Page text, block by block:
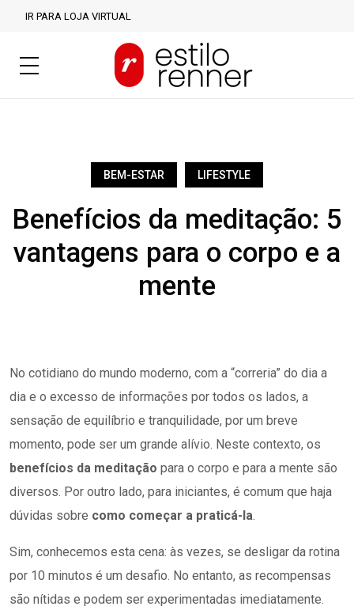
IR PARA LOJA VIRTUAL
BEM-ESTAR LIFESTYLE
Benefícios da meditação: 5
vantagens para o corpo e a
mente
No cotidiano do mundo moderno, com a “correria” do dia a
dia e o excesso de informações por todos os lados, a
sensação de equilíbrio e tranquilidade, por um breve
momento, pode ser um grande alívio. Neste contexto, os
benefícios da meditação para o corpo e para a mente são
diversos. Por outro lado, para iniciantes, é comum que haja
dúvidas sobre como começar a praticá-la.
Sim, conhecemos esta cena: às vezes, se desligar da rotina
por 10 minutos é um desafio. No entanto, as recompensas
são nítidas e podem ser experimentadas imediatamente.